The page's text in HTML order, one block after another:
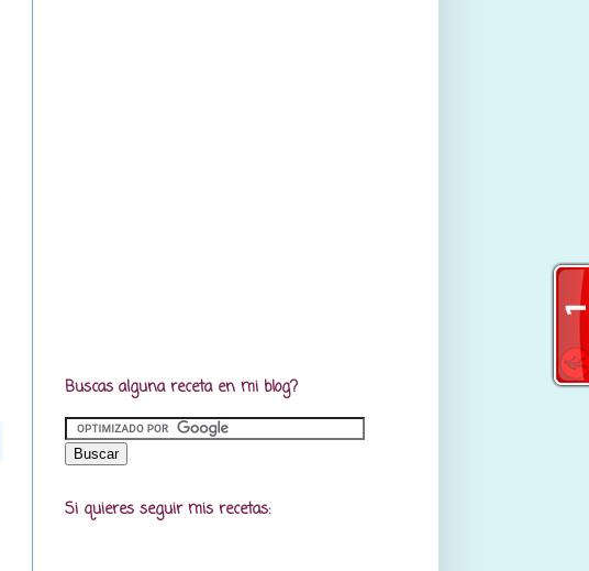
Buscas alguna receta en mi blog?
Si quieres seguir mis recetas: